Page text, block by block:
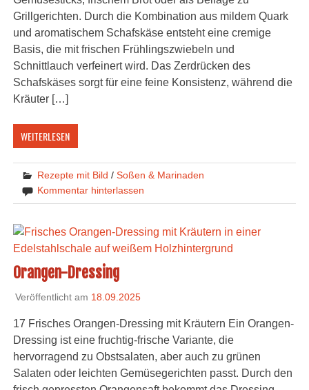
Grillgerichten. Durch die Kombination aus mildem Quark
und aromatischem Schafskäse entsteht eine cremige
Basis, die mit frischen Frühlingszwiebeln und
Schnittlauch verfeinert wird. Das Zerdrücken des
Schafskäses sorgt für eine feine Konsistenz, während die
Kräuter […]
WEITERLESEN
Rezepte mit Bild /Soßen & Marinaden
Kommentar hinterlassen
Orangen-Dressing
Veröffentlicht am 18.09.2025
17 Frisches Orangen-Dressing mit Kräutern Ein Orangen-
Dressing ist eine fruchtig-frische Variante, die
hervorragend zu Obstsalaten, aber auch zu grünen
Salaten oder leichten Gemüsegerichten passt. Durch den